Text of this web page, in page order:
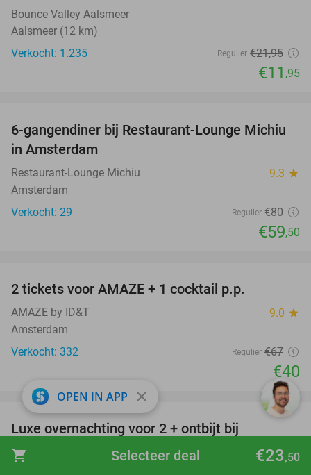
shopping_cart €23,50
Selecteer deal
Bounce Valley Aalsmeer
Aalsmeer (12 km)
Verkocht: 1.235
Regulier €21,95
€11 ,95
26%
6-gangendiner bij Restaurant-Lounge Michiu
in Amsterdam
Restaurant-Lounge Michiu 9.3 star
Amsterdam
Verkocht: 29
Regulier €80
€59,50
2 tickets voor AMAZE + 1 cocktail p.p.
AMAZE by ID&T 9.0 star
Amsterdam
Verkocht: 332
Regulier €67
€40
43%
favorite_border
Luxe overnachting voor 2 + ontbijt bij
Residence Inn by Marriott Amsterdam
Houthavens
OPEN IN APP close